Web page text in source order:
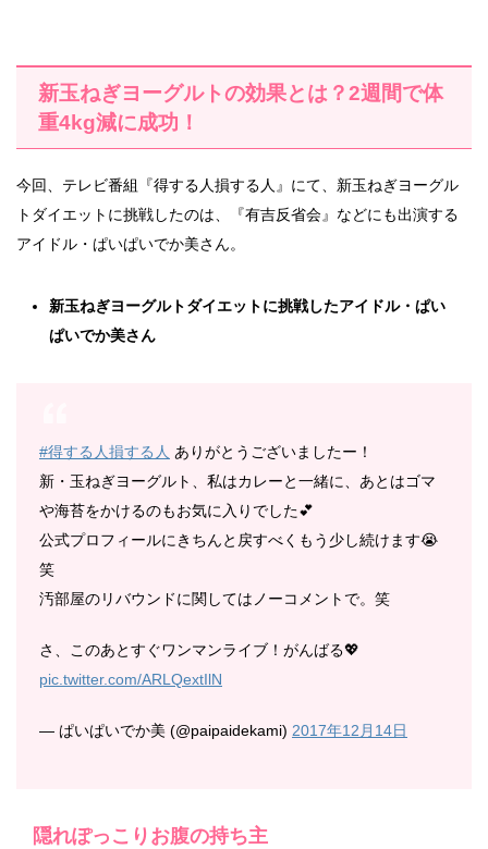
新玉ねぎヨーグルトの効果とは？2週間で体
重4kg減に成功！
今回、テレビ番組『得する人損する人』にて、新玉ねぎヨーグル
トダイエットに挑戦したのは、『有吉反省会』などにも出演する
アイドル・ぱいぱいでか美さん。
新玉ねぎヨーグルトダイエットに挑戦したアイドル・ぱい
ぱいでか美さん
#得する人損する人 ありがとうございましたー！
新・玉ねぎヨーグルト、私はカレーと一緒に、あとはゴマ
や海苔をかけるのもお気に入りでした💕
公式プロフィールにきちんと戻すべくもう少し続けます😭
笑
汚部屋のリバウンドに関してはノーコメントで。笑
さ、このあとすぐワンマンライブ！がんばる💖
pic.twitter.com/ARLQextIlN
— ぱいぱいでか美 (@paipaidekami) 2017年12月14日
隠れぽっこりお腹の持ち主